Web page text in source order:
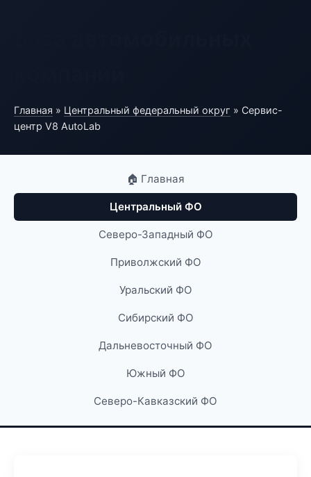
Главная » Центральный федеральный округ » Сервис-
центр V8 AutoLab
🏠 Главная
Центральный ФО
Северо-Западный ФО
Приволжский ФО
Уральский ФО
Сибирский ФО
Дальневосточный ФО
Южный ФО
Северо-Кавказский ФО